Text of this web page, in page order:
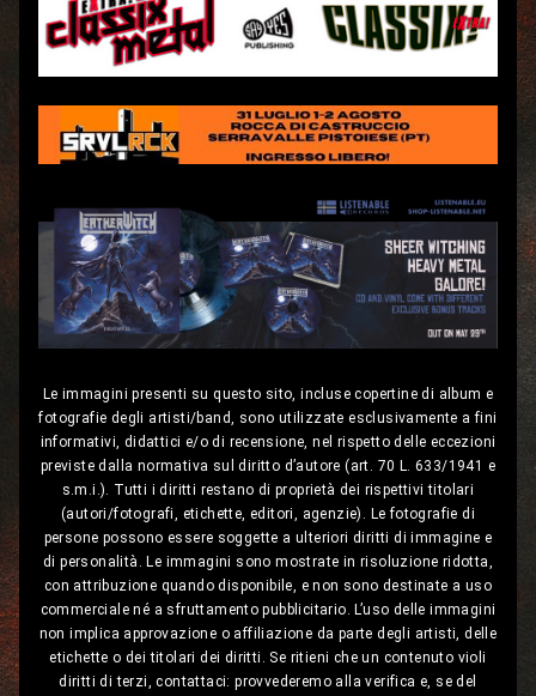
Le immagini presenti su questo sito, incluse copertine di album e
fotografie degli artisti/band, sono utilizzate esclusivamente a fini
informativi, didattici e/o di recensione, nel rispetto delle eccezioni
previste dalla normativa sul diritto d’autore (art. 70 L. 633/1941 e
s.m.i.). Tutti i diritti restano di proprietà dei rispettivi titolari
(autori/fotografi, etichette, editori, agenzie). Le fotografie di
persone possono essere soggette a ulteriori diritti di immagine e
di personalità. Le immagini sono mostrate in risoluzione ridotta,
con attribuzione quando disponibile, e non sono destinate a uso
commerciale né a sfruttamento pubblicitario. L’uso delle immagini
non implica approvazione o affiliazione da parte degli artisti, delle
etichette o dei titolari dei diritti. Se ritieni che un contenuto violi
diritti di terzi, contattaci: provvederemo alla verifica e, se del